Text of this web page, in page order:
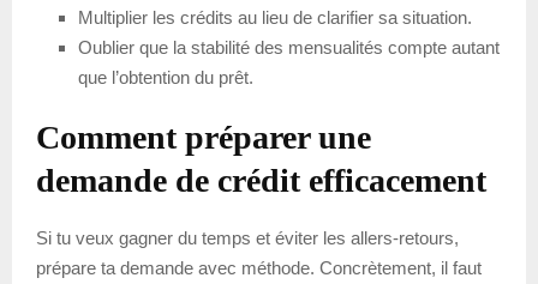
Multiplier les crédits au lieu de clarifier sa situation.
Oublier que la stabilité des mensualités compte autant
que l’obtention du prêt.
Comment préparer une
demande de crédit efficacement
Si tu veux gagner du temps et éviter les allers-retours,
prépare ta demande avec méthode. Concrètement, il faut